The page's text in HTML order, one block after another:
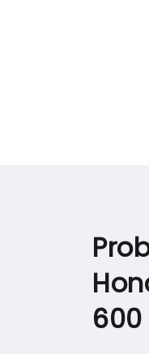
600